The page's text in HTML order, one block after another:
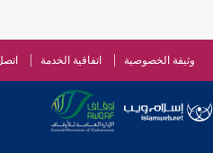
وثيقة الخصوصية اتفاقية الخدمة